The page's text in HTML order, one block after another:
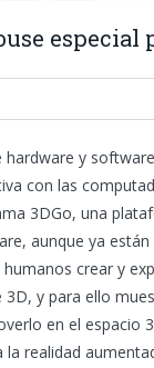
y
con las
3DGo, una
aunque ya
crear y
y para ello
en el espacio
la realidad